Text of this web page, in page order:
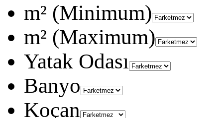
m² (Minimum)
m² (Maximum)
Yatak Odası
Banyo
Koçan